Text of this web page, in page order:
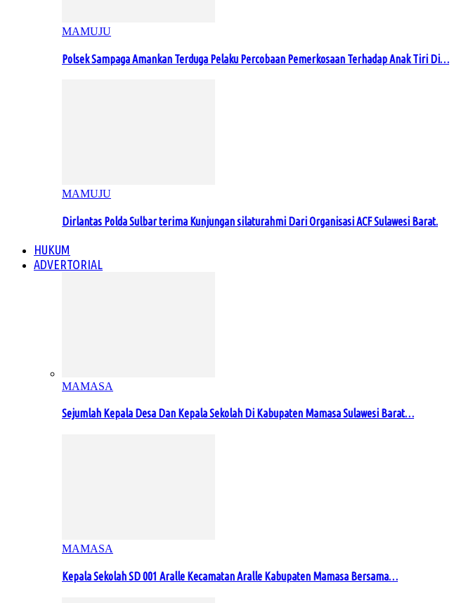
MAMUJU
Polsek Sampaga Amankan Terduga Pelaku Percobaan Pemerkosaan Terhadap Anak Tiri Di…
MAMUJU
Dirlantas Polda Sulbar terima Kunjungan silaturahmi Dari Organisasi ACF Sulawesi Barat.
HUKUM
ADVERTORIAL
MAMASA
Sejumlah Kepala Desa Dan Kepala Sekolah Di Kabupaten Mamasa Sulawesi Barat…
MAMASA
Kepala Sekolah SD 001 Aralle Kecamatan Aralle Kabupaten Mamasa Bersama…